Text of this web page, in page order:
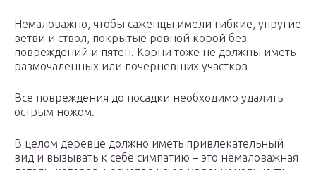
Немаловажно, чтобы саженцы имели гибкие, упругие
ветви и ствол, покрытые ровной корой без
повреждений и пятен. Корни тоже не должны иметь
размочаленных или почерневших участков
Все повреждения до посадки необходимо удалить
острым ножом.
В целом деревце должно иметь привлекательный
вид и вызывать к себе симпатию – это немаловажная